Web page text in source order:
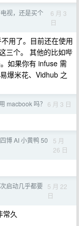
视，还是买个
6 月 3
日
用了。目前还在使用
三个。 其他的比如哔
如果你有 infuse 需
爆米花、Vidhub 之
macbook 吗？ 6 月 3 日
博 AI 小黄鸭 50
5 月
26 日
启动几乎都要 5 月 22
日
常久